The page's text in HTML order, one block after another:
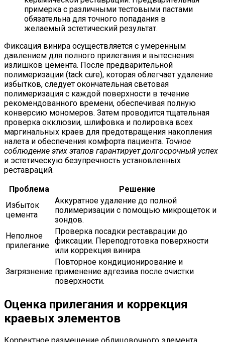
примерка с различными тестовыми пастами
обязательна для точного попадания в
желаемый эстетический результат.
Фиксация винира осуществляется с умеренным
давлением для полного прилегания и вытеснения
излишков цемента. После предварительной
полимеризации (tack cure), которая облегчает удаление
избытков, следует окончательная световая
полимеризация с каждой поверхности в течение
рекомендованного времени, обеспечивая полную
конверсию мономеров. Затем проводится тщательная
проверка окклюзии, шлифовка и полировка всех
маргинальных краев для предотвращения накопления
налета и обеспечения комфорта пациента. Точное
соблюдение этих этапов гарантирует долгосрочный успех
и эстетическую безупречность установленных
реставраций.
Проблема
Решение
Избыток
цемента
Аккуратное удаление до полной
полимеризации с помощью микрощеток и
зондов.
Неполное
прилегание
Проверка посадки реставрации до
фиксации. Переподготовка поверхности
или коррекция винира.
Загрязнение
Повторное кондиционирование и
применение адгезива после очистки
поверхности.
Оценка прилегания и коррекция
краевых элементов